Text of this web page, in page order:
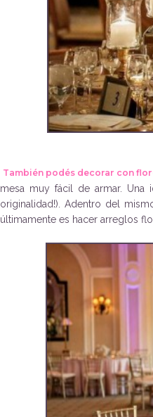
También podés decorar con
mesa muy fácil de armar. Una
originalidad!). Adentro del
últimamente es hacer arreglos